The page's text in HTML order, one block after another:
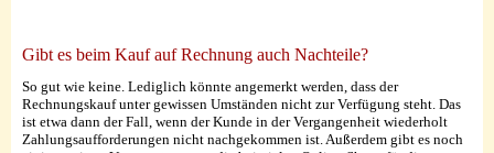
Gibt es beim Kauf auf Rechnung auch Nachteile?
So gut wie keine. Lediglich könnte angemerkt werden, dass der
Rechnungskauf unter gewissen Umständen nicht zur Verfügung steht. Das
ist etwa dann der Fall, wenn der Kunde in der Vergangenheit wiederholt
Zahlungsaufforderungen nicht nachgekommen ist. Außerdem gibt es noch